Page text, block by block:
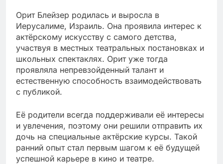
Орит Блейзер родилась и выросла в
Иерусалиме, Израиль. Она проявила интерес к
актёрскому искусству с самого детства,
участвуя в местных театральных постановках и
школьных спектаклях. Орит уже тогда
проявляла непревзойденный талант и
естественную способность взаимодействовать
с публикой.
Её родители всегда поддерживали её интересы
и увлечения, поэтому они решили отправить их
дочь на специальные актёрские курсы. Такой
ранний опыт стал первым шагом к её будущей
успешной карьере в кино и театре.